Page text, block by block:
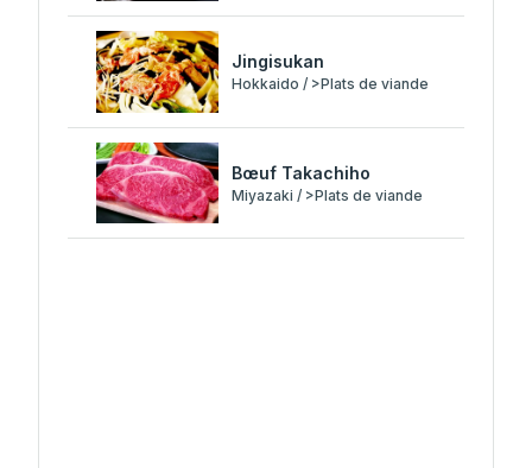
Jingisukan
Hokkaido / >Plats de viande
Bœuf Takachiho
Miyazaki / >Plats de viande